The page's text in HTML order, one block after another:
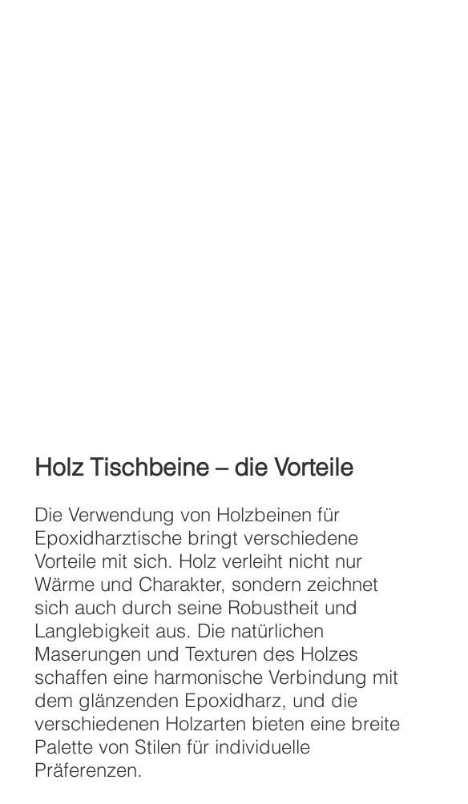
Holz Tischbeine – die Vorteile
Die Verwendung von Holzbeinen für
Epoxidharztische bringt verschiedene
Vorteile mit sich. Holz verleiht nicht nur
Wärme und Charakter, sondern zeichnet
sich auch durch seine Robustheit und
Langlebigkeit aus. Die natürlichen
Maserungen und Texturen des Holzes
schaffen eine harmonische Verbindung mit
dem glänzenden Epoxidharz, und die
verschiedenen Holzarten bieten eine breite
Palette von Stilen für individuelle
Präferenzen.